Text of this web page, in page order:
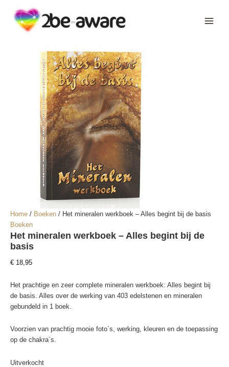
Home / Boeken / Het mineralen werkboek – Alles begint bij de basis
Boeken
Het mineralen werkboek – Alles begint bij de
basis
€ 18,95
Het prachtige en zeer complete mineralen werkboek: Alles begint bij
de basis. Alles over de werking van 403 edelstenen en mineralen
gebundeld in 1 boek.
Voorzien van prachtig mooie foto`s, werking, kleuren en de toepassing
op de chakra`s.
Uitverkocht